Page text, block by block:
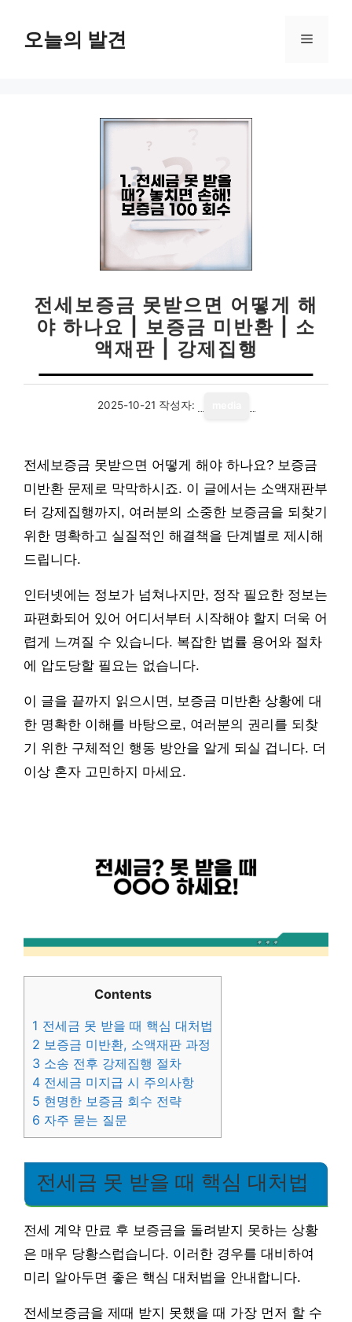
오늘의 발견 메
전세보증금 못받으면 어떻게 해
야 하나요 | 보증금 미반환 | 소
액재판 | 강제집행
2025-10-21 작성자:
전세보증금 못받으면 어떻게 해야 하나요? 보증금
미반환 문제로 막막하시죠. 이 글에서는 소액재판부
터 강제집행까지, 여러분의 소중한 보증금을 되찾기
위한 명확하고 실질적인 해결책을 단계별로 제시해
드립니다.
인터넷에는 정보가 넘쳐나지만, 정작 필요한 정보는
파편화되어 있어 어디서부터 시작해야 할지 더욱 어
렵게 느껴질 수 있습니다. 복잡한 법률 용어와 절차
에 압도당할 필요는 없습니다.
이 글을 끝까지 읽으시면, 보증금 미반환 상황에 대
한 명확한 이해를 바탕으로, 여러분의 권리를 되찾
기 위한 구체적인 행동 방안을 알게 되실 겁니다. 더
이상 혼자 고민하지 마세요.
Contents
1 전세금 못 받을 때 핵심 대처법
2 보증금 미반환, 소액재판 과정
3 소송 전후 강제집행 절차
4 전세금 미지급 시 주의사항
5 현명한 보증금 회수 전략
6 자주 묻는 질문
전세금 못 받을 때 핵심 대처법
전세 계약 만료 후 보증금을 돌려받지 못하는 상황
은 매우 당황스럽습니다. 이러한 경우를 대비하여
미리 알아두면 좋은 핵심 대처법을 안내합니다.
전세보증금을 제때 받지 못했을 때 가장 먼저 할 수